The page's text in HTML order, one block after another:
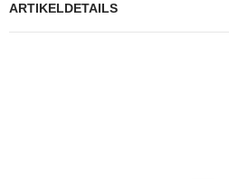
ARTIKELDETAILS